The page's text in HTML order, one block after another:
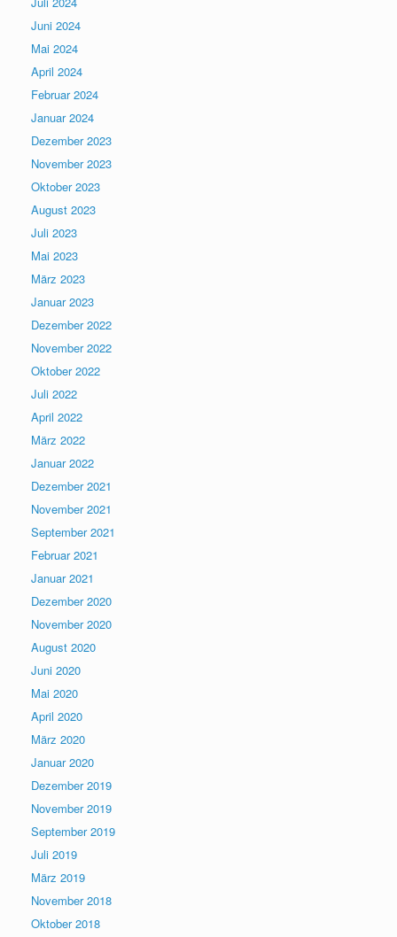
Juni 2024
Mai 2024
April 2024
Februar 2024
Januar 2024
Dezember 2023
November 2023
Oktober 2023
August 2023
Juli 2023
Mai 2023
März 2023
Januar 2023
Dezember 2022
November 2022
Oktober 2022
Juli 2022
April 2022
März 2022
Januar 2022
Dezember 2021
November 2021
September 2021
Februar 2021
Januar 2021
Dezember 2020
November 2020
August 2020
Juni 2020
Mai 2020
April 2020
März 2020
Januar 2020
Dezember 2019
November 2019
September 2019
Juli 2019
März 2019
November 2018
Oktober 2018